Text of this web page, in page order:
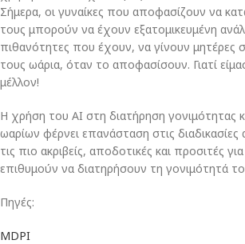
Σήμερα, οι γυναίκες που αποφασίζουν να
τους μπορούν να έχουν εξατομικευμένη
πιθανότητες που έχουν, να γίνουν μητέρες
τους ωάρια, όταν το αποφασίσουν. Γιατί
μέλλον!
Η χρήση του AI στη διατήρηση γονιμότητας
ωαρίων φέρνει επανάσταση στις διαδικασίες
τις πιο ακριβείς, αποδοτικές και προσιτές
επιθυμούν να διατηρήσουν τη γονιμότητά
Πηγές:
MDPI